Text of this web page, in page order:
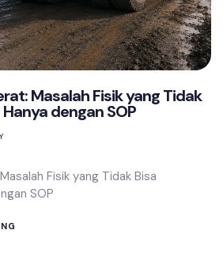
Masalah Fisik yang Tidak
dengan SOP
Fisik yang Tidak Bisa
SOP